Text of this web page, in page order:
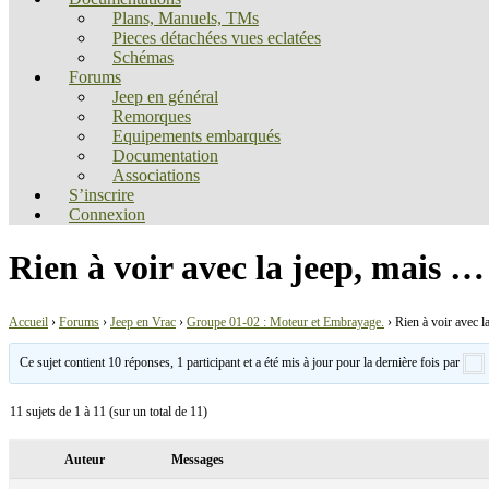
Plans, Manuels, TMs
Pieces détachées vues eclatées
Schémas
Forums
Jeep en général
Remorques
Equipements embarqués
Documentation
Associations
S’inscrire
Connexion
Rien à voir avec la jeep, mais …
Accueil › Forums › Jeep en Vrac › Groupe 01-02 : Moteur et Embrayage. › Rien à voir avec
Ce sujet contient 10 réponses, 1 participant et a été mis à jour pour la dernière fois par
11 sujets de 1 à 11 (sur un total de 11)
Auteur Messages